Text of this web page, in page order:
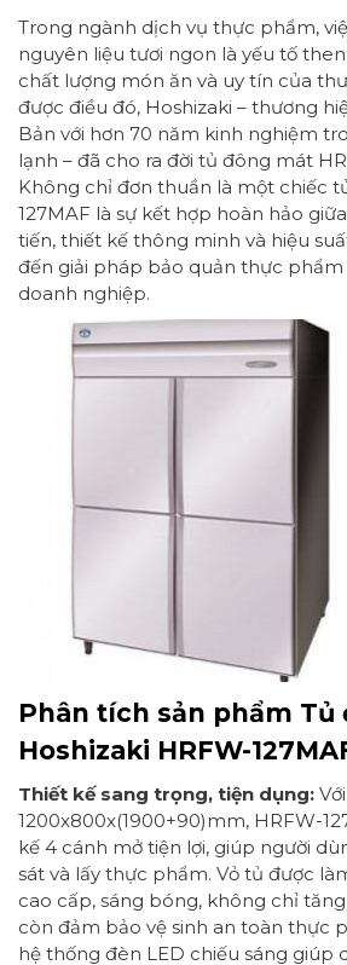
Trong ngành dịch vụ thực phẩm,
nguyên liệu tươi ngon là yếu tố
chất lượng món ăn và uy tín của
được điều đó, Hoshizaki – thương
Bản với hơn 70 năm kinh nghiệm
lạnh – đã cho ra đời tủ đông mát
Không chỉ đơn thuần là một chiếc
127MAF là sự kết hợp hoàn hảo
tiến, thiết kế thông minh và hiệu
đến giải pháp bảo quản thực
doanh nghiệp.
Phân tích sản phẩm Tủ
Hoshizaki HRFW-
Thiết kế sang trọng, tiện dụng:
1200x800x(1900+90)mm, HRFW-
kế 4 cánh mở tiện lợi, giúp người
sát và lấy thực phẩm. Vỏ tủ được
cao cấp, sáng bóng, không chỉ
còn đảm bảo vệ sinh an toàn thực
hệ thống đèn LED chiếu sáng giúp